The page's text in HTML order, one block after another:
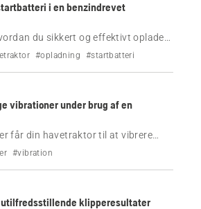
i en benzindrevet
du sikkert og effektivt oplader
startbatteri.
#opladning #startbatteri
vibrationer under brug af en
får din havetraktor til at vibrere
du bruger den, og hvordan du
#vibration
klipperesultater